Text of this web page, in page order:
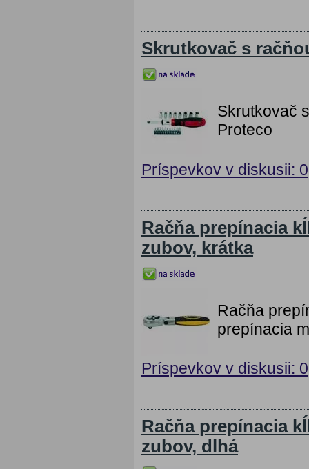
Skrutkovač s
Skrutkovač
Proteco
Príspevkov v diskusii: 0
Račňa prepínacia
zubov, krátka
Račňa
prepínacia
Príspevkov v diskusii: 0
Račňa prepínacia
zubov, dlhá